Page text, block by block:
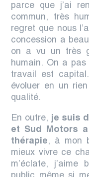
parce que j’ai
commun, très
regret que nous
concession a
on a vu un très
humain. On a pas
travail est
évoluer en un
qualité.
En outre, je suis
et Sud Motors
thérapie, à mon
mieux vivre ce
m’éclate, j’aime